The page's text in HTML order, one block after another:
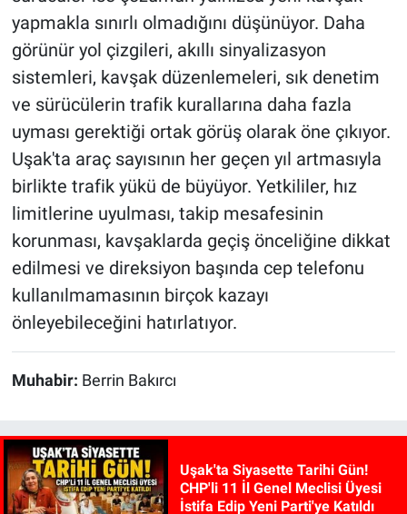
yapmakla sınırlı olmadığını düşünüyor. Daha
görünür yol çizgileri, akıllı sinyalizasyon
sistemleri, kavşak düzenlemeleri, sık denetim
ve sürücülerin trafik kurallarına daha fazla
uyması gerektiği ortak görüş olarak öne çıkıyor.
Uşak'ta araç sayısının her geçen yıl artmasıyla
birlikte trafik yükü de büyüyor. Yetkililer, hız
limitlerine uyulması, takip mesafesinin
korunması, kavşaklarda geçiş önceliğine dikkat
edilmesi ve direksiyon başında cep telefonu
kullanılmamasının birçok kazayı
önleyebileceğini hatırlatıyor.
Muhabir: Berrin Bakırcı
Uşak'ta Siyasette Tarihi Gün!
CHP'li 11 İl Genel Meclisi Üyesi
İstifa Edip Yeni Parti'ye Katıldı